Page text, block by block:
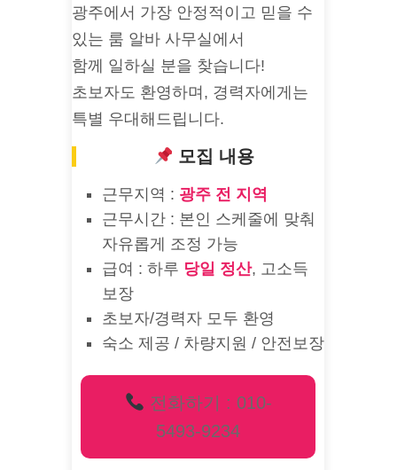
광주에서 가장 안정적이고 믿을 수
있는 룸 알바 사무실에서
함께 일하실 분을 찾습니다!
초보자도 환영하며, 경력자에게는
특별 우대해드립니다.
모집 내용
근무지역 : 광주 전 지역
근무시간 : 본인 스케줄에 맞춰
자유롭게 조정 가능
급여 : 하루 당일 정산, 고소득
보장
초보자/경력자 모두 환영
숙소 제공 / 차량지원 / 안전보장
전화하기 : 010-
5493-9234